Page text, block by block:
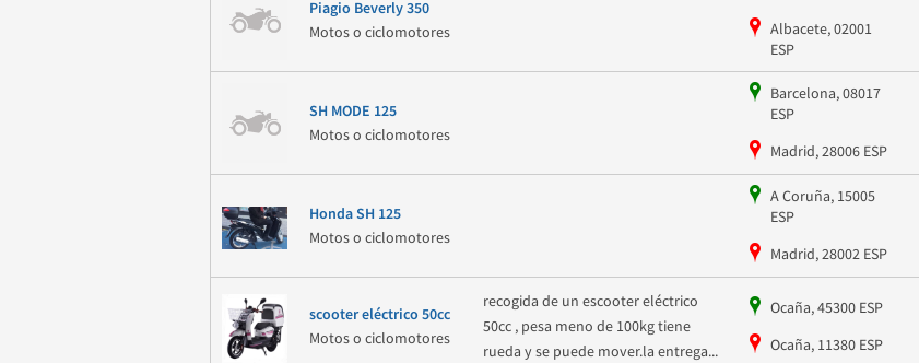
Piagio Beverly 350
Motos o ciclomotores
Albacete, 02001
ESP
SH MODE 125
Motos o ciclomotores
Barcelona, 08017
ESP
Madrid, 28006 ESP
Honda SH 125
Motos o ciclomotores
A Coruña, 15005
ESP
Madrid, 28002 ESP
scooter eléctrico 50cc
Motos o ciclomotores
recogida de un escooter eléctrico
50cc , pesa meno de 100kg tiene
rueda y se puede mover.la entrega...
Ocaña, 45300 ESP
Ocaña, 11380 ESP